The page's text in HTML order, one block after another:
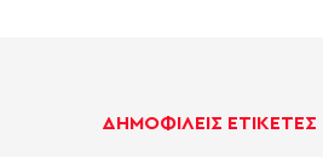
ΔΗΜΟΦΙΛΕΙΣ ΕΤΙΚΕΤΕΣ